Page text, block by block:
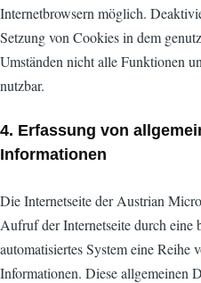
Internetbrowsern möglich.
Setzung von Cookies in dem
Umständen nicht alle Funktionen
nutzbar.
4. Erfassung von
Informationen
Die Internetseite der Austrian
Aufruf der Internetseite durch eine
automatisiertes System eine Reihe
Informationen. Diese allgemeinen